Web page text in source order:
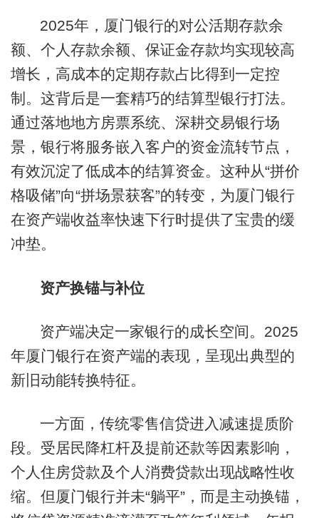
2025年，厦门银行的对公活期存款余
额、个人存款余额、保证金存款均实现较高
增长，高成本的定期存款占比得到一定控
制。这背后是一套精巧的结算型银行打法。
通过落地地方房票系统、深耕交易银行场
景，银行将服务嵌入客户的资金流转节点，
有效沉淀了低成本的结算资金。这种从“拼价
格吸储”向“拼场景获客”的转变，为厦门银行
在资产端收益率快速下行时提供了宝贵的缓
冲垫。
资产换锚与补位
资产端决定一家银行的成长空间。2025
年厦门银行在资产端的表现，呈现出典型的
新旧动能转换特征。
一方面，传统零售信贷进入减速提质阶
段。受居民降杠杆及提前还款等因素影响，
个人住房贷款及个人消费贷款出现战略性收
缩。但厦门银行并未“躺平”，而是主动换锚，